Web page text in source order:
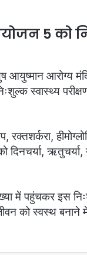
5 को
आरोग्य
स्वास्थ्य
रक्तशर्करा,
दिनचर्या,
में पहुंचकर इस
को स्वस्थ बनाने